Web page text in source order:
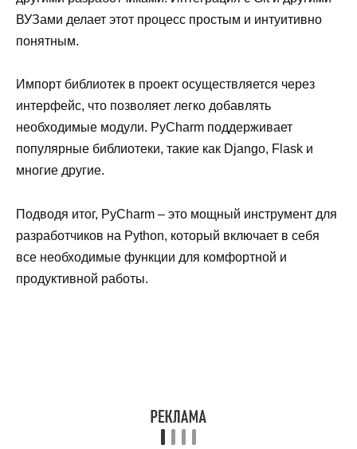
ВУЗами делает этот процесс простым и интуитивно
понятным.
Импорт библиотек в проект осуществляется через
интерфейс, что позволяет легко добавлять
необходимые модули. PyCharm поддерживает
популярные библиотеки, такие как Django, Flask и
многие другие.
Подводя итог, PyCharm – это мощный инструмент для
разработчиков на Python, который включает в себя
все необходимые функции для комфортной и
продуктивной работы.